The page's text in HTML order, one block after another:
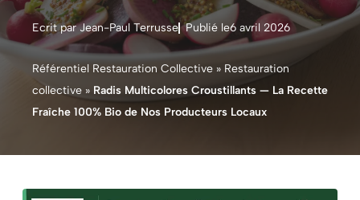
Ecrit par Jean-Paul Terrusse Publié le6 avril 2026
Référentiel Restauration Collective » Restauration
collective » Radis Multicolores Croustillants — La Recette
Fraîche 100% Bio de Nos Producteurs Locaux